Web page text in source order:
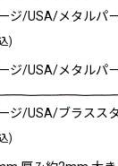
ジ/USA/メタルパ
)
ジ/USA/メタルパ
ジ/USA/ブラスス
)